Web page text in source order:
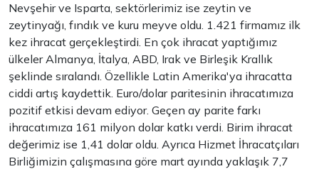
Nevşehir ve Isparta, sektörlerimiz ise zeytin ve
zeytinyağı, fındık ve kuru meyve oldu. 1.421 firmamız ilk
kez ihracat gerçekleştirdi. En çok ihracat yaptığımız
ülkeler Almanya, İtalya, ABD, Irak ve Birleşik Krallık
şeklinde sıralandı. Özellikle Latin Amerika'ya ihracatta
ciddi artış kaydettik. Euro/dolar paritesinin ihracatımıza
pozitif etkisi devam ediyor. Geçen ay parite farkı
ihracatımıza 161 milyon dolar katkı verdi. Birim ihracat
değerimiz ise 1,41 dolar oldu. Ayrıca Hizmet İhracatçıları
Birliğimizin çalışmasına göre mart ayında yaklaşık 7,7